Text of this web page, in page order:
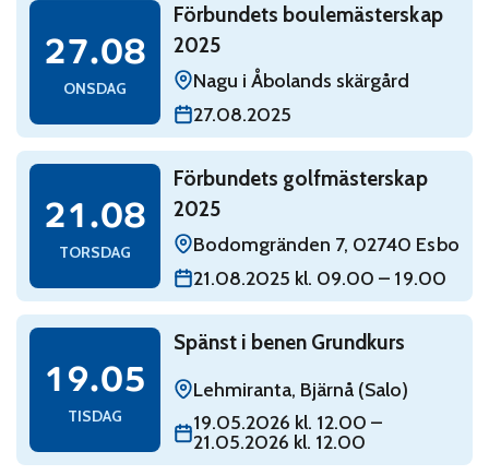
onsdag 27 augusti
27.08
ONSDAG
Förbundets boulemästerskap
2025
27.08.2025
Nagu i Åbolands skärgård
Read: Förbundets boulemästerskap 2025
torsdag 21 augusti
21.08
TORSDAG
Förbundets golfmästerskap
2025
21.08.2025 kl. 09.00 – 19.00
Bodomgränden 7, 02740 Esbo
Read: Förbundets golfmästerskap 2025
tisdag 19 maj
19.05
TISDAG
Spänst i benen Grundkurs
19.05.2026 kl. 12.00 –
21.05.2026 kl. 12.00
Lehmiranta, Bjärnå (Salo)
Read: Spänst i benen Grundkurs